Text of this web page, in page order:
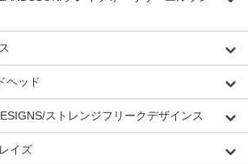
ヘッド
ストレンジフリークデザインス
イズ